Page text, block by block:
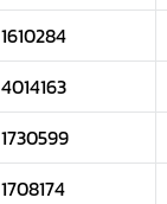
1610284
4014163
1730599
1708174